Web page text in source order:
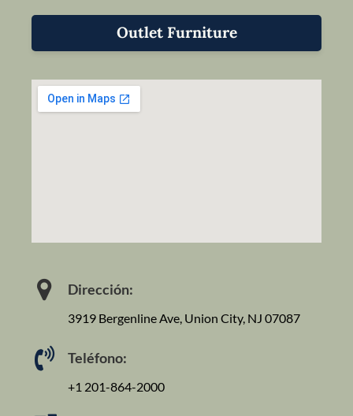
Outlet Furniture
Dirección:
3919 Bergenline Ave, Union City, NJ 07087
Teléfono:
+1 201-864-2000